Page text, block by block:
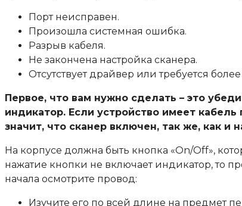
Порт неисправен.
Произошла системная ошибка.
Разрыв кабеля.
Не закончена настройка сканера.
Отсутствует драйвер или требуется
Первое, что вам нужно сделать – это
индикатор. Если устройство имеет
значит, что сканер включен, так же, как
На корпусе должна быть кнопка «On/Off»,
нажатие кнопки не включает индикатор, то
начала осмотрите провод:
Изучите его по всей длине на предмет